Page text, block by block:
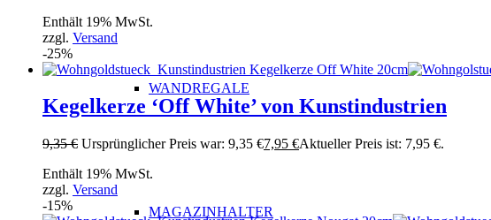
WANDREGALE
MAGAZINHALTER
Enthält 19% MwSt.
zzgl. Versand
-25%
Kegelkerze ‘Off White’ von Kunstindustrien
9,35€ Ursprünglicher Preis war: 9,35 €7,95 €Aktueller Preis ist: 7,95 €.
Enthält 19% MwSt.
zzgl. Versand
-15%